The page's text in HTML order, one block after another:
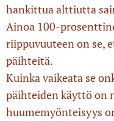
hankittua alttiutta
Ainoa 100-
riippuvuuteen on se,
päihteitä.
Kuinka vaikeata se
päihteiden käyttö on
huumemyönteisyys